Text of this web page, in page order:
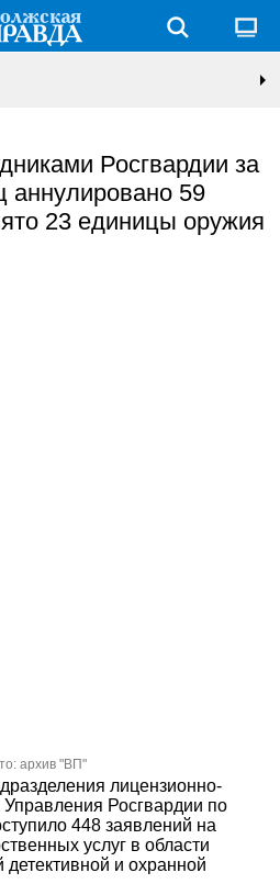
Росгвардии за
59
23 единицы оружия
архив "ВП"
лицензионно-
Росгвардии по
448 заявлений на
услуг в области
и охранной